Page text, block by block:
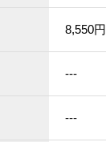
8,550円
---
---